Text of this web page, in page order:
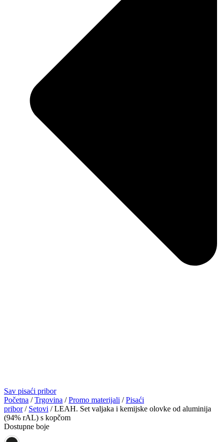
Sav pisaći pribor
Početna /Trgovina /Promo materijali /Pisaći
pribor/ Setovi / LEAH. Set valjaka i kemijske olovke od aluminija
(94% rAL) s kopčom
Dostupne boje